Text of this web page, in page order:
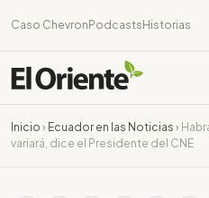
Caso Chevron Podcasts Historias
Inicio › Ecuador en las Noticias ›
variará, dice el Presidente del CNE